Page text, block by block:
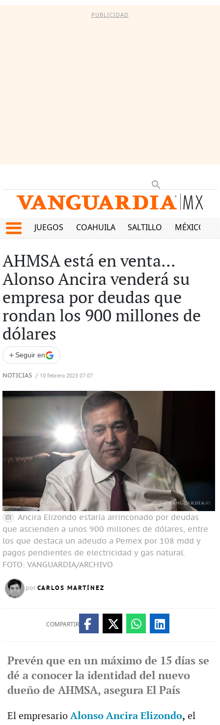
PUBLICIDAD
JUEGOS COAHUILA SALTILLO MÉXICO
AHMSA está en venta...
Alonso Ancira venderá su
empresa por deudas que
rondan los 900 millones de
dólares
+ Seguir en
NOTICIAS / 10 febrero 2023 07:07
Ancira Elizondo estaría arrinconado por deudas
que ascienden a unos 900 millones de dólares, entre
los que destaca un adeudo a Pemex por 108 mdd y
pagos pendientes de electricidad y gas natural.
FOTO: VANGUARDIA/ARCHIVO
por CARLOS MARTÍNEZ
COMPARTIR
Prevén que en un máximo de 15 días se
dé a conocer la identidad del nuevo
dueño de AHMSA, asegura El País
El empresario Alonso Ancira Elizondo, el